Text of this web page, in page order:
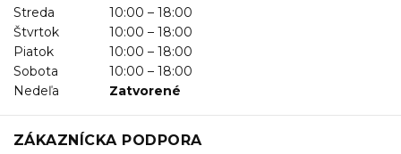
Streda
10:00 – 18:00
Štvrtok
10:00 – 18:00
Piatok
10:00 – 18:00
Sobota
10:00 – 18:00
Nedeľa
Zatvorené
ZÁKAZNÍCKA PODPORA